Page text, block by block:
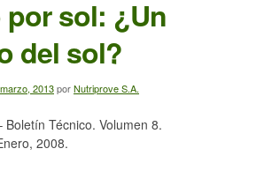
por sol: ¿Un
del sol?
2013porNutriprove S.A.
Boletín Técnico. Volumen 8.
2008.